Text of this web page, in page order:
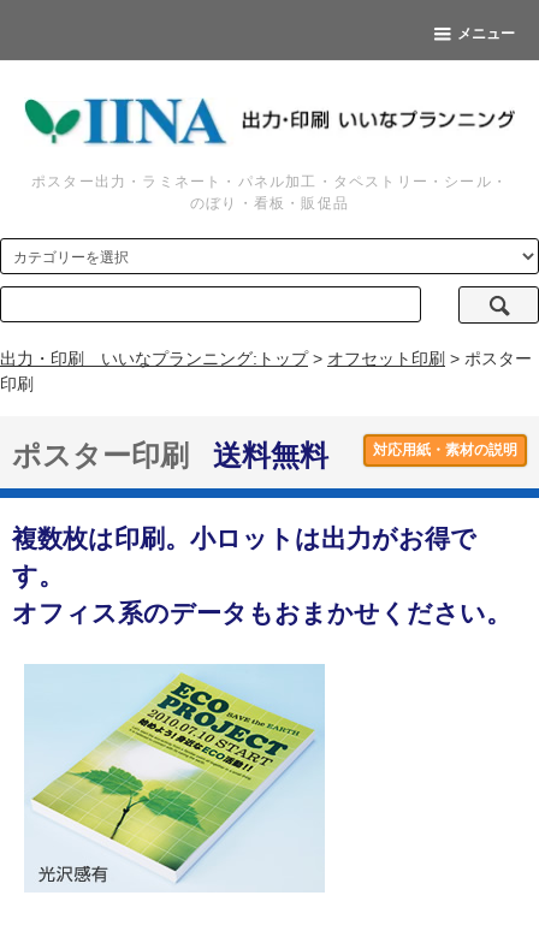
メニュー
ポスター出力・ラミネート・パネル加工・タペストリー・シール・
のぼり・看板・販促品
出力・印刷 いいなプランニング:トップ> オフセット印刷 > ポスター
印刷
ポスター印刷 送料無料 対応用紙・素材の説明
複数枚は印刷。小ロットは出力がお得で
す。
オフィス系のデータもおまかせください。